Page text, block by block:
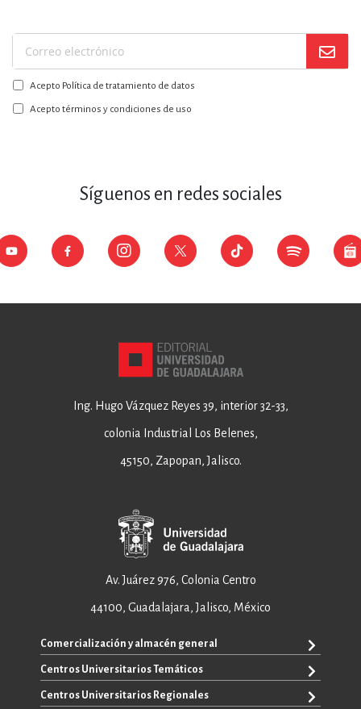
Suscríbase
a
nuestro
boletín:
Acepto Política de tratamiento de datos
Acepto términos y condiciones de uso
Síguenos en redes sociales
Ing. Hugo Vázquez Reyes 39, interior 32-33,
colonia Industrial Los Belenes,
45150, Zapopan, Jalisco.
Av. Juárez 976, Colonia Centro
44100, Guadalajara, Jalisco, México
Comercialización y almacén general
+52 33 3640 6326
+52 33 3640 4595
Centros Universitarios Temáticos
CUAAD
Centros Universitarios Regionales